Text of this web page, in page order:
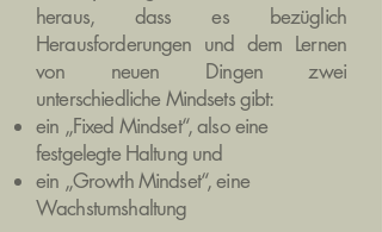
heraus, dass es bezüglich
Herausforderungen und dem Lernen
von neuen Dingen zwei
unterschiedliche Mindsets gibt:
ein „Fixed Mindset“, also eine
festgelegte Haltung und
ein „Growth Mindset“, eine
Wachstumshaltung